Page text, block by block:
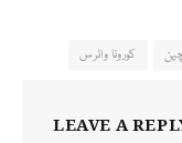
کورونا وائرس
LEAVE A